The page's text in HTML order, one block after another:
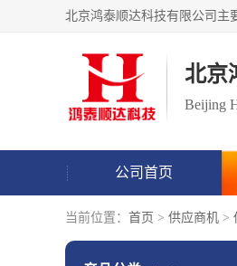
北京
Beijing
公司首页
当前位置： 首页 > 供应商机 >